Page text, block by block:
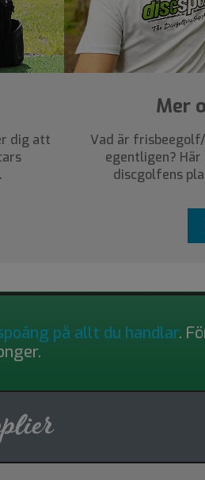
dig att
Mer
Vad är
egentligen? Här
discgolfens
på allt du handlar.